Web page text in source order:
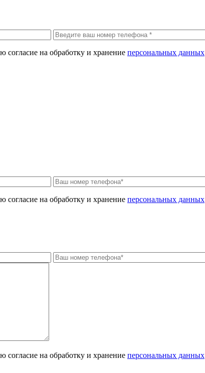
на обработку и хранение персональных данных
на обработку и хранение персональных данных
на обработку и хранение персональных данных